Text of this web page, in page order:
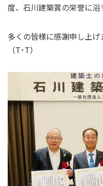
度、石川建築賞の栄誉に浴
多くの皆様に感謝申し上げ
（T･T）